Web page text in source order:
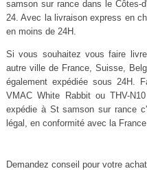
samson sur rance dans le
24. Avec la livraison express en
en moins de 24H.
Si vous souhaitez vous faire
autre ville de France, Suisse,
également expédiée sous 24H.
VMAC White Rabbit ou THV-
expédie à St samson sur rance
légal, en conformité avec la
Demandez conseil pour votre